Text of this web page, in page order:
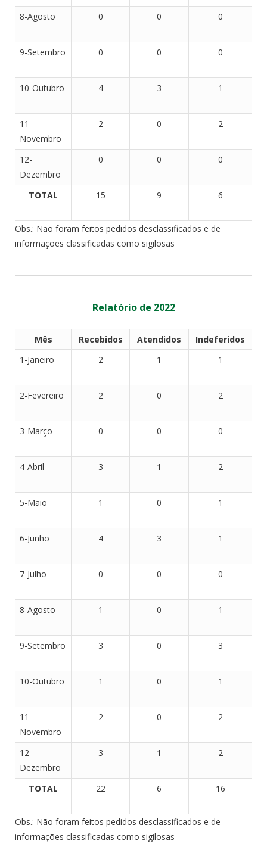
8-Agosto 0 0 0
9-Setembro 0 0 0
10-Outubro 4 3 1
11-
Novembro
2 0 2
12-
Dezembro
0 0 0
TOTAL 15 9 6
Obs.: Não foram feitos pedidos desclassificados e de
informações classificadas como sigilosas
Relatório de 2022
Mês Recebidos Atendidos
Indeferidos
1-Janeiro
2 1 1
2-Fevereiro 2 0 2
3-Março 0 0 0
4-Abril 3 1 2
5-Maio 1 0 1
6-Junho 4 3 1
7-Julho 0 0 0
8-Agosto 1 0 1
9-Setembro 3 0 3
10-Outubro 1 0 1
11-
Novembro
2 0 2
12-
Dezembro
3 1 2
TOTAL 22 6 16
Obs.: Não foram feitos pedidos desclassificados e de
informações classificadas como sigilosas